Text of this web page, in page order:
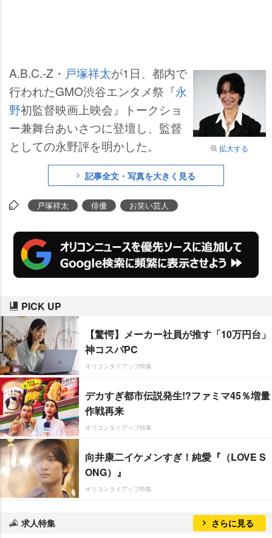
拡大する
A.B.C.-Z・ 戸塚祥太が1日、都内で
行われたGMO渋谷エンタメ祭『永
野初監督映画上映会』トークショ
ー兼舞台あいさつに登壇し、監督
としての永野評を明かした。
記事全文・写真を大きく見る
戸塚祥太 俳優 お笑い芸人
PICK UP
【驚愕】メーカー社員が推す「10万円台」
神コスパPC
オリコンタイアップ特集
デカすぎ都市伝説発生!?ファミマ45％増量
作戦再来
オリコンタイアップ特集
向井康二イケメンすぎ！純愛『（LOVE S
ONG）』
オリコンタイアップ特集
求人特集 さらに見る